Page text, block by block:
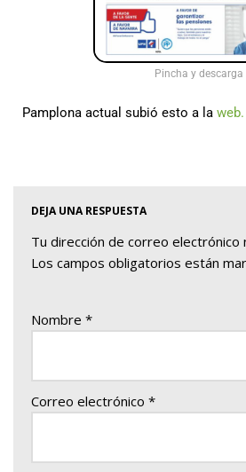
Pincha y descarga
Pamplona actual subió esto a la web.
DEJA UNA RESPUESTA
Tu dirección de correo electrónico
Los campos obligatorios están
Nombre *
Correo electrónico *